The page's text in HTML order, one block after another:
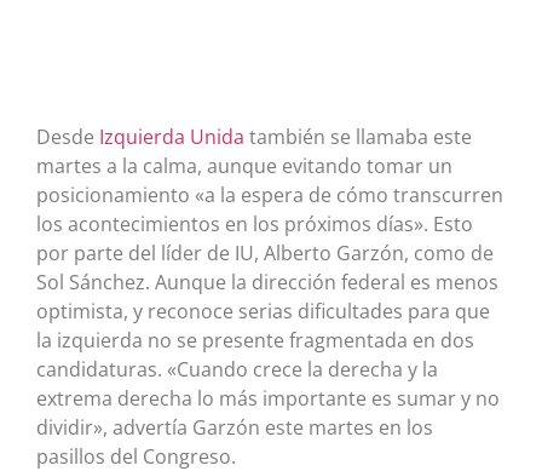
Desde Izquierda Unida también se llamaba este
martes a la calma, aunque evitando tomar un
posicionamiento «a la espera de cómo transcurren
los acontecimientos en los próximos días». Esto
por parte del líder de IU, Alberto Garzón, como de
Sol Sánchez. Aunque la dirección federal es menos
optimista, y reconoce serias dificultades para que
la izquierda no se presente fragmentada en dos
candidaturas. «Cuando crece la derecha y la
extrema derecha lo más importante es sumar y no
dividir», advertía Garzón este martes en los
pasillos del Congreso.